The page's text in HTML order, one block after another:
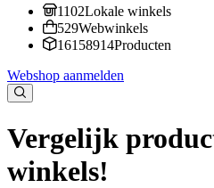
1102Lokale winkels
529Webwinkels
16158914Producten
Webshop aanmelden
Vergelijk
winkels!